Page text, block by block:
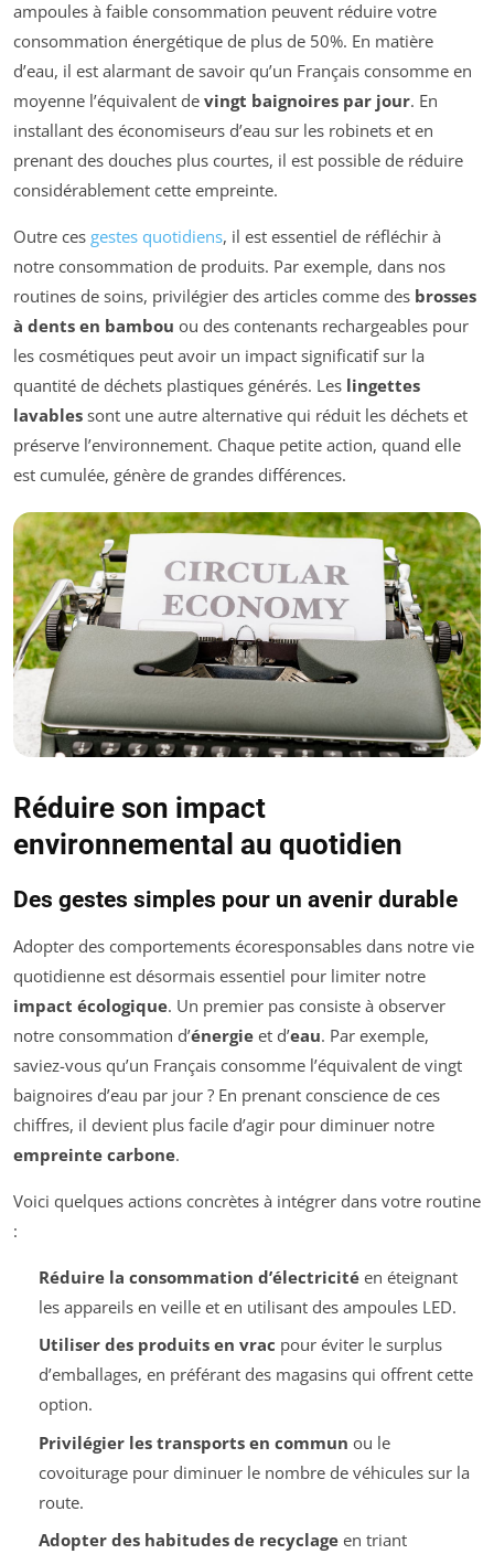
ampoules à faible consommation peuvent réduire votre
consommation énergétique de plus de 50%. En matière
d’eau, il est alarmant de savoir qu’un Français consomme en
moyenne l’équivalent de vingt baignoires par jour. En
installant des économiseurs d’eau sur les robinets et en
prenant des douches plus courtes, il est possible de réduire
considérablement cette empreinte.
Outre ces gestes quotidiens, il est essentiel de réfléchir à
notre consommation de produits. Par exemple, dans nos
routines de soins, privilégier des articles comme des brosses
à dents en bambou ou des contenants rechargeables pour
les cosmétiques peut avoir un impact significatif sur la
quantité de déchets plastiques générés. Les lingettes
lavables sont une autre alternative qui réduit les déchets et
préserve l’environnement. Chaque petite action, quand elle
est cumulée, génère de grandes différences.
Réduire son impact
environnemental au quotidien
Des gestes simples pour un avenir durable
Adopter des comportements écoresponsables dans notre vie
quotidienne est désormais essentiel pour limiter notre
impact écologique. Un premier pas consiste à observer
notre consommation d’énergie et d’eau. Par exemple,
saviez-vous qu’un Français consomme l’équivalent de vingt
baignoires d’eau par jour ? En prenant conscience de ces
chiffres, il devient plus facile d’agir pour diminuer notre
empreinte carbone.
Voici quelques actions concrètes à intégrer dans votre routine
:
Réduire la consommation d’électricitéen éteignant
les appareils en veille et en utilisant des ampoules LED.
Utiliser des produits en vrac pour éviter le surplus
d’emballages, en préférant des magasins qui offrent cette
option.
Privilégier les transports en commun ou le
covoiturage pour diminuer le nombre de véhicules sur la
route.
Adopter des habitudes de recyclageen triant